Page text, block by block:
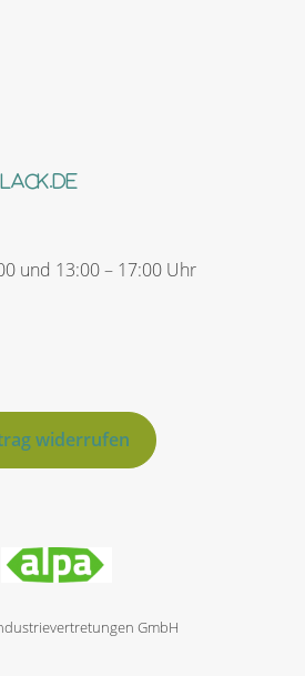
und 13:00 – 17:00 Uhr
widerrufen
GmbH